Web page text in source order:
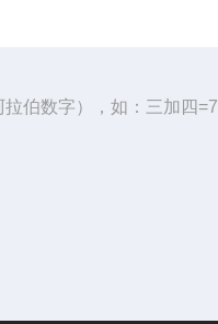
伯数字），如：三加四=7